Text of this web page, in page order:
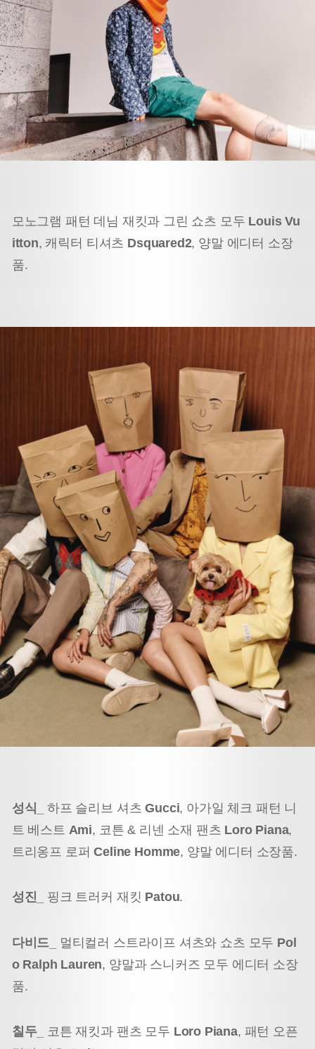
모노그램 패턴 데님 재킷과 그린 쇼츠 모두 Louis Vu
itton, 캐릭터 티셔츠 Dsquared2, 양말 에디터 소장
품.
성식_하프 슬리브 셔츠Gucci, 아가일 체크 패턴 니
트 베스트 Ami, 코튼 & 리넨 소재 팬츠 Loro Piana,
트리옹프 로퍼Celine Homme, 양말 에디터 소장품.
성진_ 핑크 트러커 재킷 Patou.
다비드_ 멀티컬러 스트라이프 셔츠와 쇼츠 모두 Pol
o Ralph Lauren, 양말과 스니커즈 모두 에디터 소장
품.
칠두_ 코튼 재킷과 팬츠 모두 Loro Piana, 패턴 오픈